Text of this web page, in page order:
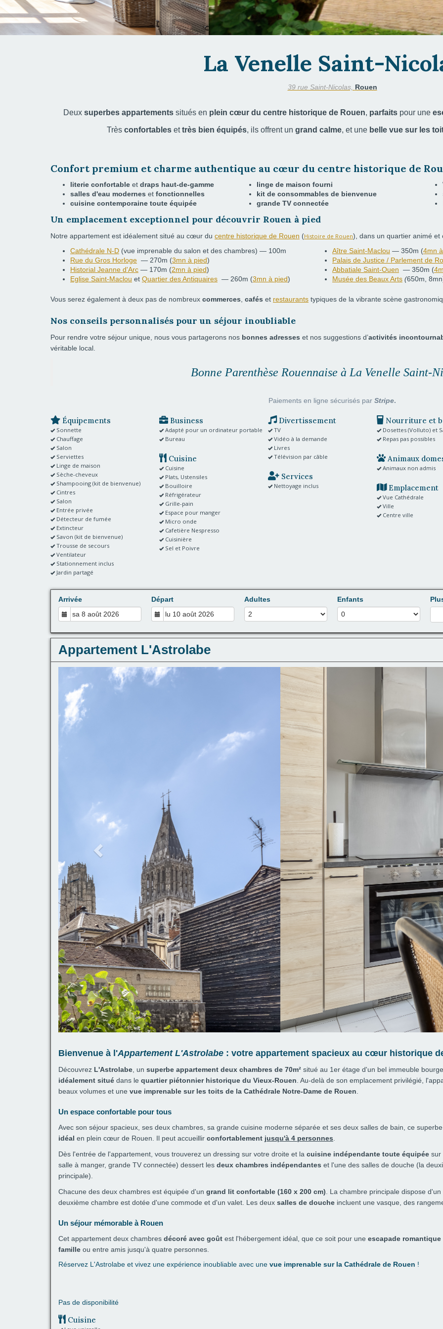
La Venelle Saint-
39 rue Saint-Nicolas, Rouen
Deux superbes appartements situés en plein cœur du centre historique de Rouen, parfaits pour une
Très confortables ettrès bien équipés, ils offrent un grand calme, et unebelle vue sur les
Confort premium et charme authentique au cœur du centre historique de
literie confortable et draps haut-de-gamme
salles d'eau modernes et fonctionnelles
cuisine contemporaine toute équipée
linge de maison fourni
kit de consommables de bienvenue
grande TV connectée
Un emplacement exceptionnel pour découvrir Rouen à pied
Notre appartement est idéalement situé au cœur du centre historique de Rouen (Histoire de Rouen) , dans un quartier animé et
Cathédrale N-D (vue imprenable du salon et des chambres) — 100m
Rue du Gros Horloge — 270m (3mn à pied)
Historial Jeanne d'Arc — 170m (2mn à pied)
Eglise Saint-Maclou et Quartier des Antiquaires — 260m (3mn à pied)
Aître Saint-Maclou — 350m (4mn
Palais de Justice / Parlement de
Abbatiale Saint-Ouen — 350m (
Musée des Beaux Arts (650m,
Vous serez également à deux pas de nombreux commerces cafés et restaurants typiques de la vibrante scène
Nos conseils personnalisés pour un séjour inoubliable
Pour rendre votre séjour unique, nous vous partagerons nos bonnes adresses et nos suggestions d’activités
véritable local
Bonne Parenthèse Rouennaise à La Venelle Saint-
Paiements en ligne sécurisés par Stripe.
Équipements
Sonnette
Chauffage
Salon
Serviettes
Linge de maison
Sèche-cheveux
Shampooing (kit de bienvenue)
Cintres
Salon
Entrée privée
Détecteur de fumée
Extincteur
Savon (kit de bienvenue)
Trousse de secours
Ventilateur
Stationnement inclus
Jardin partagé
Business
Adapté pour un ordinateur portable
Bureau
Divertissement
TV
Vidéo à la demande
Livres
Télévision par câble
Nourriture et
Dosettes (Volluto) et
Repas pas possibles
Cuisine
Cuisine
Plats, Ustensiles
Bouilloire
Réfrigérateur
Grille-pain
Espace pour manger
Micro onde
Cafetière Nespresso
Cuisinière
Sel et Poivre
Animaux
Animaux non admis
Services
Nettoyage inclus Emplacement
Vue Cathédrale
Ville
Centre ville
Arrivée Départ Adultes Enfants
oui
Appartement L'Astrolabe
Previous
Bienvenue à l'Appartement L'Astrolabe : votre appartement spacieux au cœur historique
Découvrez L'Astrolabe , un superbe appartement deux chambres de 70m² situé au 1er étage d'un bel immeuble
idéalement situé dans le quartier piétonnier historique du Vieux-Rouen . Au-delà de son emplacement privilégié,
beaux volumes et une vue imprenable sur les toits de la Cathédrale Notre-Dame de Rouen
Un espace confortable pour tous
Avec son séjour spacieux, ses deux chambres, sa grande cuisine moderne séparée et ses deux salles de bain, ce
idéal en plein cœur de Rouen. Il peut accueillir confortablement jusqu'à 4 personnes
Dès l'entrée de l'appartement, vous trouverez un dressing sur votre droite et la cuisine indépendante toute équipée sur
salle à manger, grande TV connectée) dessert les deux chambres indépendantes et l'une des salles de douche (la
principale).
Chacune des deux chambres est équipée d'un grand lit confortable (160 x 200 cm) . La chambre principale dispose
deuxième chambre est dotée d'une commode et d'un valet. Les deux salles de douche incluent une vasque, des
Un séjour mémorable à Rouen
Cet appartement deux chambres décoré avec goût est l'hébergement idéal, que ce soit pour une escapade romantique
famille ou entre amis jusqu'à quatre personnes.
Réservez L'Astrolabe et vivez une expérience inoubliable avec une vue imprenable sur la Cathédrale de Rouen !
Pas de disponibilité
Cuisine